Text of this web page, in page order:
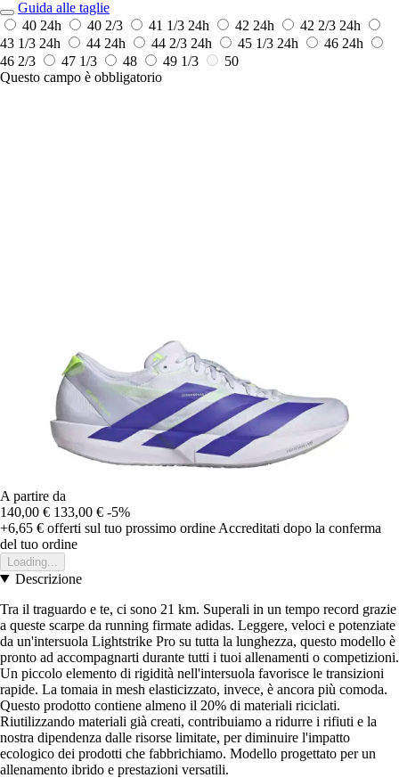
Guida alle taglie
40 24h 40 2/3 41 1/3 24h 42 24h 42 2/3 24h
43 1/3 24h 44 24h 44 2/3 24h 45 1/3 24h 46 24h
46 2/3
47 1/3 48 49 1/3
50
Questo campo è obbligatorio
A partire da
140,00 € 133,00 € -5%
+6,65 € offerti sul tuo prossimo ordine Accreditati dopo la conferma
del tuo ordine
Loading...
Descrizione
Tra il traguardo e te, ci sono 21 km. Superali in un tempo record grazie
a queste scarpe da running firmate adidas. Leggere, veloci e potenziate
da un'intersuola Lightstrike Pro su tutta la lunghezza, questo modello è
pronto ad accompagnarti durante tutti i tuoi allenamenti o competizioni.
Un piccolo elemento di rigidità nell'intersuola favorisce le transizioni
rapide. La tomaia in mesh elasticizzato, invece, è ancora più comoda.
Questo prodotto contiene almeno il 20% di materiali riciclati.
Riutilizzando materiali già creati, contribuiamo a ridurre i rifiuti e la
nostra dipendenza dalle risorse limitate, per diminuire l'impatto
ecologico dei prodotti che fabbrichiamo. Modello progettato per un
allenamento ibrido e prestazioni versatili.